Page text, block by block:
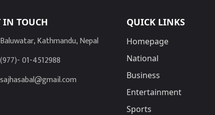
IN TOUCH
Baluwatar, Kathmandu, Nepal
(977)- 01-4512988
sajhasabal@gmail.com
QUICK LINKS
Homepage
National
Business
Entertainment
Sports